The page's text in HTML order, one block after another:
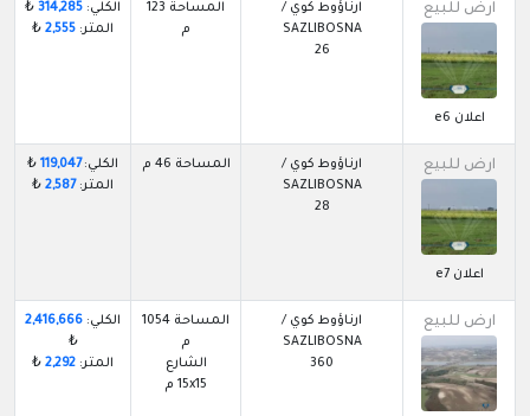
ارض للبيع
اعلان e6
ارناؤوط كوي /
SAZLIBOSNA
26
المساحة 123
م
الكلي: 314,285
₺
المتر: 2,555
₺
ارض للبيع
اعلان e7
ارناؤوط كوي /
SAZLIBOSNA
28
المساحة 46 م الكلي:119,047
₺
المتر: 2,587
₺
ارض للبيع
ارناؤوط كوي /
SAZLIBOSNA
360
المساحة 1054
م
الشارع
15x15 م
الكلي: 2,416,666
₺
المتر: 2,292
₺